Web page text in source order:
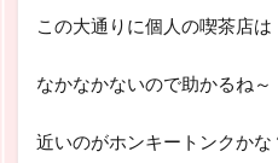
この大通りに個人の喫茶店は
なかなかないので助かるね～
近いのがホンキートンクかな